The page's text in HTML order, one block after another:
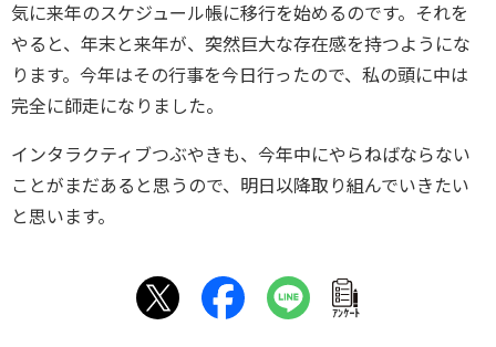
気に来年のスケジュール帳に移行を始めるのです。それを
やると、年末と来年が、突然巨大な存在感を持つようにな
ります。今年はその行事を今日行ったので、私の頭に中は
完全に師走になりました。
インタラクティブつぶやきも、今年中にやらねばならない
ことがまだあると思うので、明日以降取り組んでいきたい
と思います。
ｱﾝｹｰﾄ